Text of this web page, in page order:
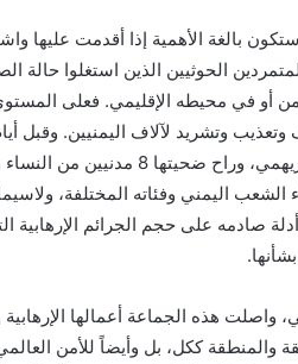
بالغة الأهمية إذا أقدمت عليها
الحوثيين الذين استغلوا حالة
أو في محيطه الإقليمي. فعلى
وتعذيب وتشريد لآلاف اليمنيين. وقبل
قرية الفازة بمديرية
اليمني وفئاته المختلفة،
صادمه على حجم الجرائم الإرهابية
هذه الجماعة أعمالها الإرهابية
والمنطقة ككل، بل وأيضاً للأمن